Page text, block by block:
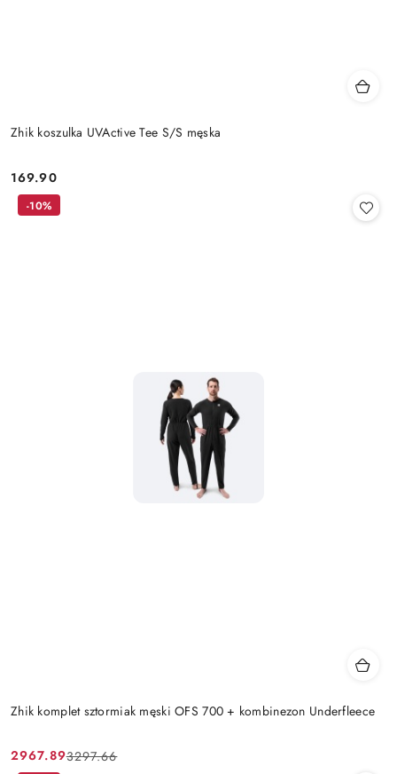
Zhik koszulka UVActive Tee S/S męska
Cena:
169.90
Zhik komplet sztormiak męski OFS 700 + kombinezon Underfleece
Cena
2967.89
Cena
3297.66
-10%